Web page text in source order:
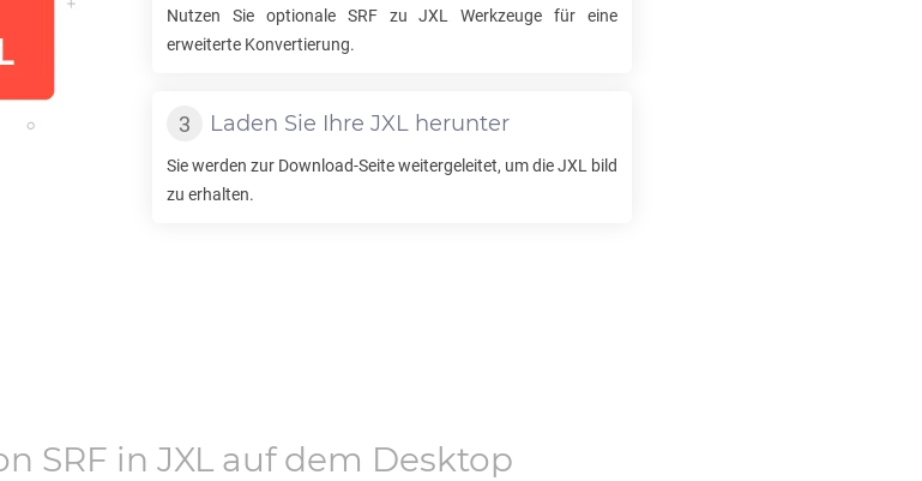
Nutzen Sie optionale SRFzuJXL
Werkzeuge für eine
erweiterte Konvertierung.
Laden Sie Ihre JXL herunter
Sie werden zur Download-Seite weitergeleitet, um dieJXL
bild
zu erhalten.
SRF in JXL auf dem Desktop